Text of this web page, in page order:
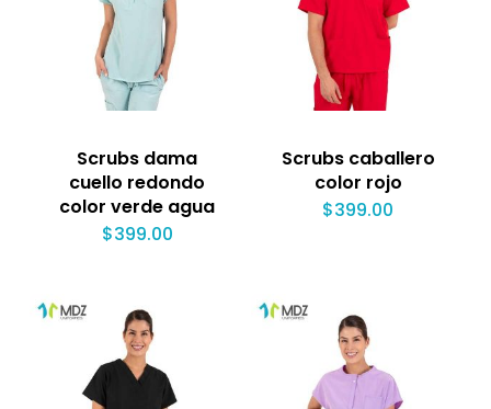
Scrubs dama
cuello redondo
color verde agua
$399.00
Scrubs caballero
color rojo
$399.00